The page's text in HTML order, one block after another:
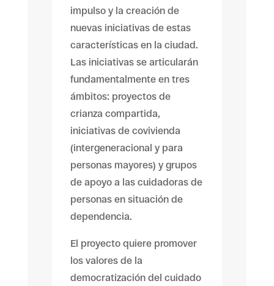
impulso y la creación de
nuevas iniciativas de estas
características en la ciudad.
Las iniciativas se articularán
fundamentalmente en tres
ámbitos: proyectos de
crianza compartida,
iniciativas de covivienda
(intergeneracional y para
personas mayores) y grupos
de apoyo a las cuidadoras de
personas en situación de
dependencia.
El proyecto quiere promover
los valores de la
democratización del cuidado